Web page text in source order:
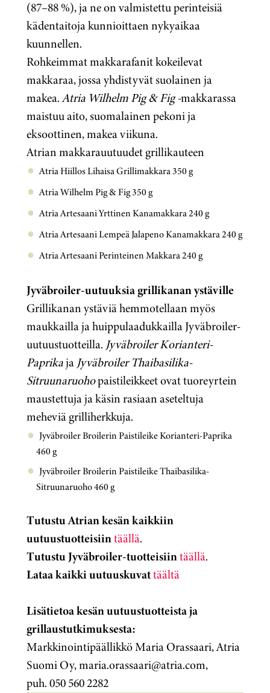
(87–88 %), ja ne on valmistettu perinteisiä
kädentaitoja kunnioittaen nykyaikaa
kuunnellen.
Rohkeimmat makkarafanit kokeilevat
makkaraa, jossa yhdistyvät suolainen ja
makea.Atria Wilhelm Pig & Fig -makkarassa
maistuu aito, suomalainen pekoni ja
eksoottinen, makea viikuna.
Atrian makkarauutuudet grillikauteen
Atria Hiillos Lihaisa Grillimakkara 350 g
Atria Wilhelm Pig & Fig 350 g
Atria Artesaani Yrttinen Kanamakkara 240 g
Atria Artesaani Lempeä Jalapeno Kanamakkara 240 g
Atria Artesaani Perinteinen Makkara 240 g
Jyväbroiler-uutuuksia grillikanan ystäville
Grillikanan ystäviä hemmotellaan myös
maukkailla ja huippulaadukkailla Jyväbroiler-
uutuustuotteilla. Jyväbroiler Korianteri-
PaprikajaJyväbroiler Thaibasilika-
Sitruunaruohopaistileikkeet ovat tuoreyrtein
maustettuja ja käsin rasiaan aseteltuja
meheviä grilliherkkuja.
Jyväbroiler Broilerin Paistileike Korianteri-Paprika
460 g
Jyväbroiler Broilerin Paistileike Thaibasilika-
Sitruunaruoho 460 g
Tutustu Atrian kesän kaikkiin
uutuustuotteisiintäällä.
Tutustu Jyväbroiler-tuotteisiintäällä.
Lataa kaikki uutuuskuvattäältä
Lisätietoa kesän uutuustuotteista ja
grillaustutkimuksesta:
Markkinointipäällikkö Maria Orassaari, Atria
Suomi Oy,maria.orassaari@atria.com,
puh.050 560 2282